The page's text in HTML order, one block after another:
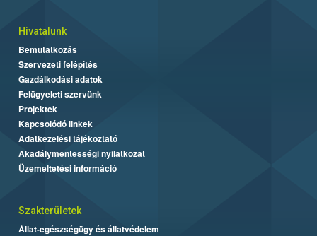
Hivatalunk
Bemutatkozás
Szervezeti felépítés
Gazdálkodási adatok
Felügyeleti szervünk
Projektek
Kapcsolódó linkek
Adatkezelési tájékoztató
Akadálymentességi nyilatkozat
Üzemeltetési információ
Szakterületek
Állat-egészségügy és állatvédelem